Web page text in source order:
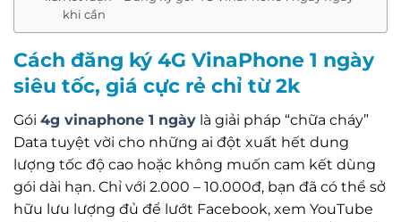
khi cần
Cách đăng ký 4G VinaPhone 1 ngày
siêu tốc, giá cực rẻ chỉ từ 2k
Gói 4g vinaphone 1 ngày là giải pháp “chữa cháy”
Data tuyệt vời cho những ai đột xuất hết dung
lượng tốc độ cao hoặc không muốn cam kết dùng
gói dài hạn. Chỉ với 2.000 – 10.000đ, bạn đã có thể sở
hữu lưu lượng đủ để lướt Facebook, xem YouTube